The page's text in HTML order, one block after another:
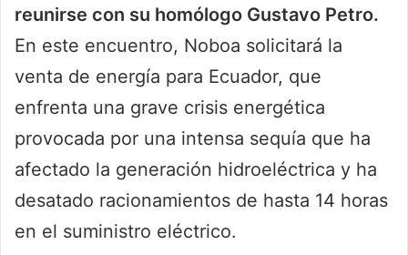
reunirse con su homólogo Gustavo Petro.
En este encuentro, Noboa solicitará la
venta de energía para Ecuador, que
enfrenta una grave crisis energética
provocada por una intensa sequía que ha
afectado la generación hidroeléctrica y ha
desatado racionamientos de hasta 14 horas
en el suministro eléctrico.